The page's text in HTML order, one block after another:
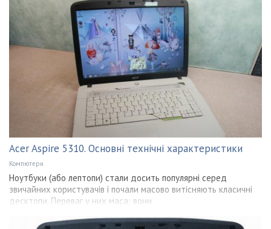
Acer Aspire 5310. Основні технічні характеристики
Компютери
Ноутбуки (або лептопи) стали досить популярні серед
звичайних користувачів і почали масово витісняють класичні
десктопи. Переваг у них маса: вони